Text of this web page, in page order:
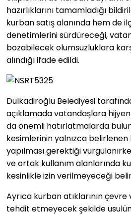
hazırlıklarını tamamladığı
kurban satış alanında hem de
denetimlerini sürdüreceği,
bozabilecek olumsuzluklara
alındığı ifade edildi.
Dulkadiroğlu Belediyesi
açıklamada vatandaşlara
da önemli hatırlatmalarda
kesimlerinin yalnızca belirlenen
yapılması gerektiği
ve ortak kullanım alanlarında
kesinlikle izin verilmeyeceği
Ayrıca kurban atıklarının çevre
tehdit etmeyecek şekilde